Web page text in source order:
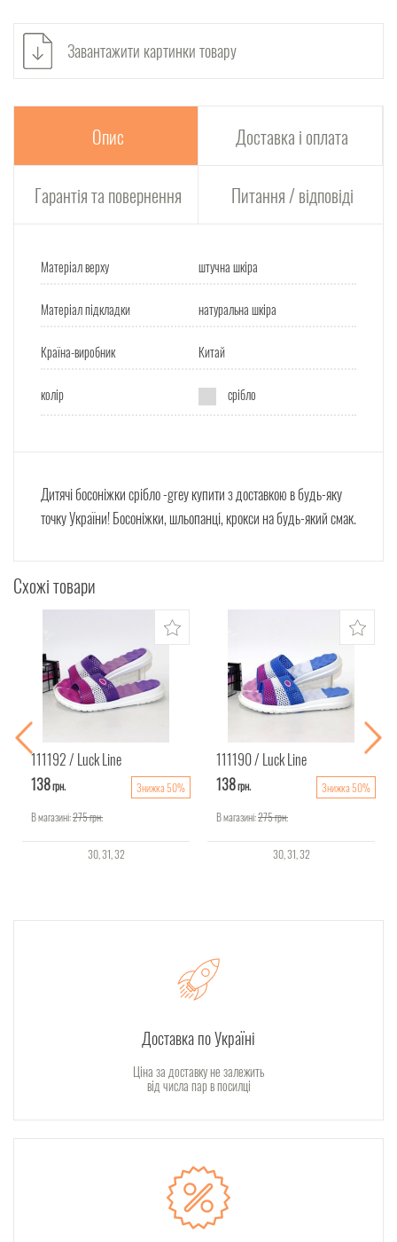
Завантажити картинки товару
Опис Доставка і оплата
Гарантія та повернення Питання / відповіді
Матеріал верху штучна шкіра
Матеріал підкладки натуральна шкіра
Країна-виробник Китай
колір срібло
Дитячі босоніжки срібло -grey купити з доставкою в будь-яку
точку України! Босоніжки, шльопанці, крокси на будь-який смак.
Схожі товари
111192 Luck Line
138грн.
Знижка 50%
В магазині:275грн.
30 31 32
111190 Luck Line
138грн.
Знижка 50%
В магазині:275грн.
30 31 32
Доставка по Україні
Ціна за доставку не залежить
від числа пар в посилці